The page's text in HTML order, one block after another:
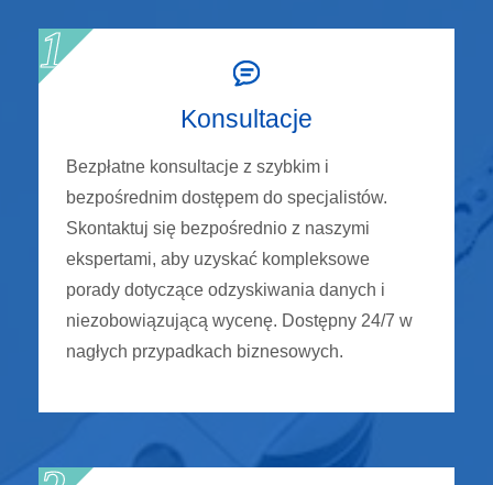
Konsultacje
Bezpłatne konsultacje z szybkim i
bezpośrednim dostępem do specjalistów.
Skontaktuj się bezpośrednio z naszymi
ekspertami, aby uzyskać kompleksowe
porady dotyczące odzyskiwania danych i
niezobowiązującą wycenę. Dostępny 24/7 w
nagłych przypadkach biznesowych.